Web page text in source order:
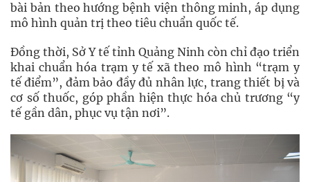
bài bản theo hướng bệnh viện thông minh, áp dụng
mô hình quản trị theo tiêu chuẩn quốc tế.
Đồng thời, Sở Y tế tỉnh Quảng Ninh còn chỉ đạo triển
khai chuẩn hóa trạm y tế xã theo mô hình “trạm y
tế điểm”, đảm bảo đầy đủ nhân lực, trang thiết bị và
cơ số thuốc, góp phần hiện thực hóa chủ trương “y
tế gần dân, phục vụ tận nơi”.